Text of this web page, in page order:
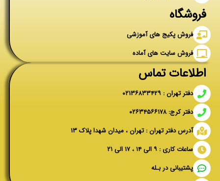
فروشگاه
فروش پکیج های آموزشی
فروش سایت های آماده
اطلاعات تماس
دفتر تهران : ۰۲۱۳۶۸۳۳۴۲۹
دفتر کرج: ۰۲۶۳۴۵۶۶۱۷۸
آدرس دفتر تهران : تهران ، میدان شهدا پلاک ۱۳
ساعات کاری : ۹ الی ۱۴ ، ۱۷ الی ۲۱
پشتیبانی در بـله